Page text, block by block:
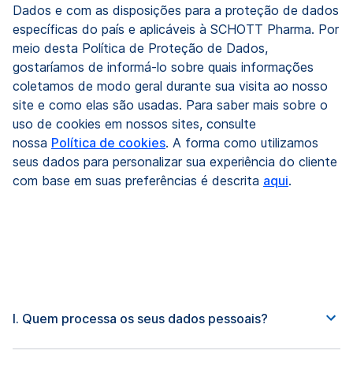
Dados e com as disposições para a proteção de dados
específicas do país e aplicáveis à SCHOTT Pharma. Por
meio desta Política de Proteção de Dados,
gostaríamos de informá-lo sobre quais informações
coletamos de modo geral durante sua visita ao nosso
site e como elas são usadas. Para saber mais sobre o
uso de cookies em nossos sites, consulte
nossa Política de cookies. A forma como utilizamos
seus dados para personalizar sua experiência do cliente
com base em suas preferências é descrita aqui.
I. Quem processa os seus dados pessoais?